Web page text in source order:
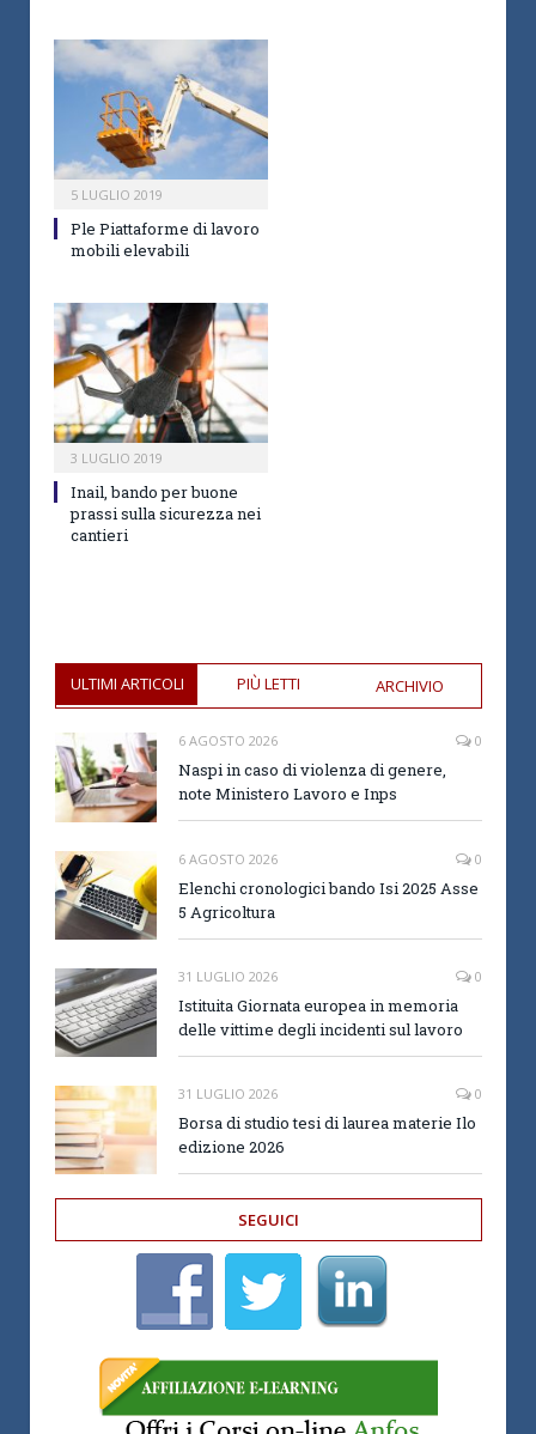
5 LUGLIO 2019
Ple Piattaforme di lavoro
mobili elevabili
3 LUGLIO 2019
Inail, bando per buone
prassi sulla sicurezza nei
cantieri
ULTIMI ARTICOLI PIÙ LETTI ARCHIVIO
6 AGOSTO 2026 0
Naspi in caso di violenza di genere,
note Ministero Lavoro e Inps
6 AGOSTO 2026 0
Elenchi cronologici bando Isi 2025 Asse
5 Agricoltura
31 LUGLIO 2026 0
Istituita Giornata europea in memoria
delle vittime degli incidenti sul lavoro
31 LUGLIO 2026 0
Borsa di studio tesi di laurea materie Ilo
edizione 2026
SEGUICI